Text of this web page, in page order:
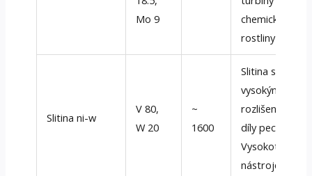
Mo 9
chemické
rostliny
Slitina ni-w
V 80,
W 20
~
1600
Slitina s
vysokým
rozlišením pro
díly pece,
Vysokoteplotní
nástroje